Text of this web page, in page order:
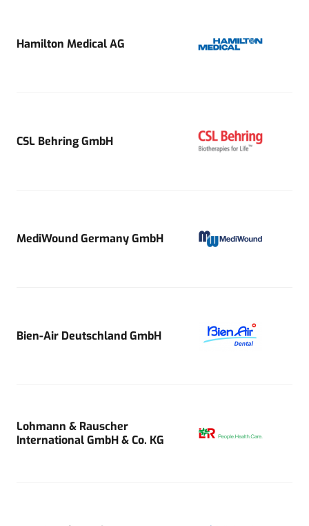
Hamilton Medical AG
CSL Behring GmbH
MediWound Germany GmbH
Bien-Air Deutschland GmbH
Lohmann & Rauscher
International GmbH & Co. KG